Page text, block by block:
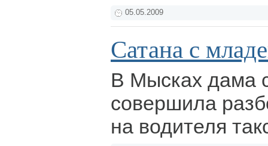
05.05.2009
Сатана с
В Мысках дама
совершила
на водителя